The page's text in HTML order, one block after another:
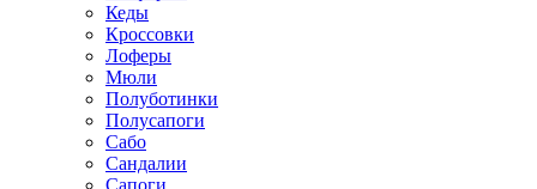
Кеды
Кроссовки
Лоферы
Мюли
Полуботинки
Полусапоги
Сабо
Сандалии